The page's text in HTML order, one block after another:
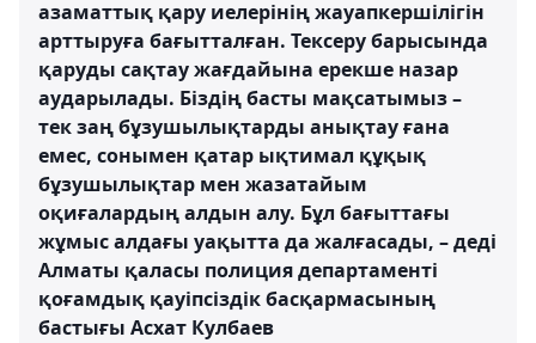
азаматтық қару иелерінің жауапкершілігін
арттыруға бағытталған. Тексеру барысында
қаруды сақтау жағдайына ерекше назар
аударылады. Біздің басты мақсатымыз –
тек заң бұзушылықтарды анықтау ғана
емес, сонымен қатар ықтимал құқық
бұзушылықтар мен жазатайым
оқиғалардың алдын алу. Бұл бағыттағы
жұмыс алдағы уақытта да жалғасады, – деді
Алматы қаласы полиция департаменті
қоғамдық қауіпсіздік басқармасының
бастығы Асхат Кулбаев